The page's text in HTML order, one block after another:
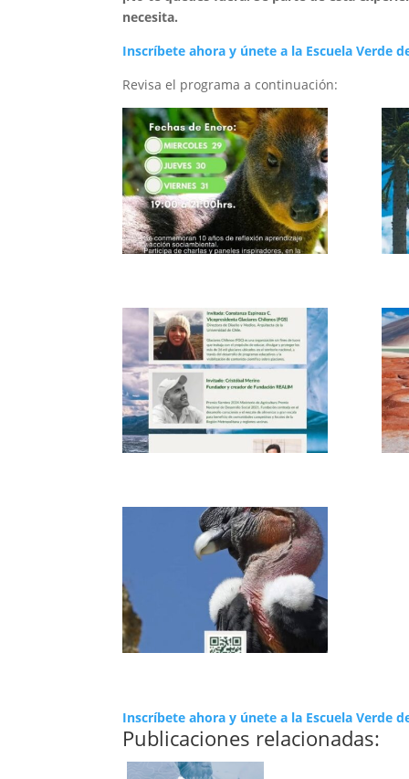
necesita.
Inscríbete ahora y únete a la Escuela Verde
Revisa el programa a continuación:
Inscríbete ahora y únete a la Escuela Verde
Publicaciones relacionadas: